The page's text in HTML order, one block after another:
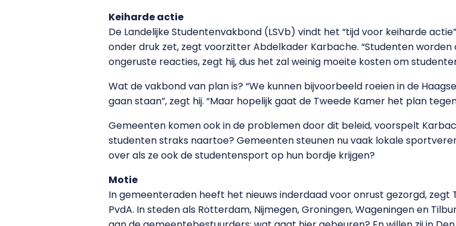
Keiharde actie
De Landelijke Studentenvakbond (LSVb) vindt het “tijd voor keiharde
onder druk zet, zegt voorzitter Abdelkader Karbache. “Studenten worden
ongeruste reacties, zegt hij, dus het zal weinig moeite kosten om
Wat de vakbond van plan is? “We kunnen bijvoorbeeld roeien in de
gaan staan”, zegt hij. “Maar hopelijk gaat de Tweede Kamer het plan
Gemeenten komen ook in de problemen door dit beleid, voorspelt
studenten straks naartoe? Gemeenten steunen nu vaak lokale
over als ze ook de studentensport op hun bordje krijgen?
Motie
In gemeenteraden heeft het nieuws inderdaad voor onrust gezorgd, zegt
PvdA. In steden als Rotterdam, Nijmegen, Groningen, Wageningen en